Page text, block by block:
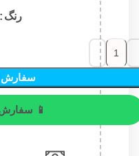
رنگ
سفارش
📱